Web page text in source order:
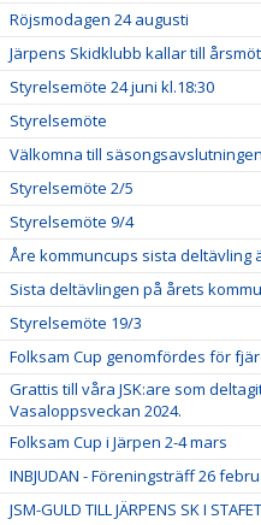
Röjsmodagen 24 augusti
Järpens Skidklubb kallar till
Styrelsemöte 24 juni kl.18:30
Styrelsemöte
Välkomna till
Styrelsemöte 2/5
Styrelsemöte 9/4
Åre kommuncups sista deltävling
Sista deltävlingen på årets
Styrelsemöte 19/3
Folksam Cup genomfördes för
Grattis till våra JSK:are som
Vasaloppsveckan 2024.
Folksam Cup i Järpen 2-4 mars
INBJUDAN - Föreningsträff 26
JSM-GULD TILL JÄRPENS SK I